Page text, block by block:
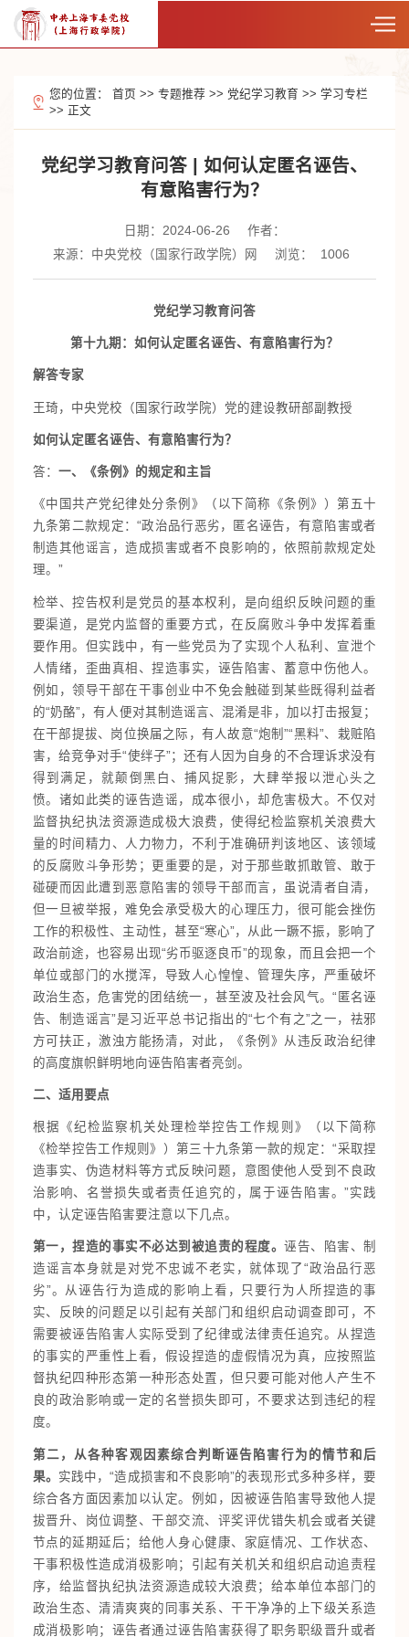
您的位置： 首页 >> 专题推荐 >> 党纪学习教育 >> 学习专栏
>> 正文
党纪学习教育问答 | 如何认定匿名诬告、
有意陷害行为？
日期：2024-06-26
作者：
来源：中央党校（国家行政学院）网
浏览： 1006
党纪学习教育问答
第十九期：如何认定匿名诬告、有意陷害行为？
解答专家
王琦，中央党校（国家行政学院）党的建设教研部副教授
如何认定匿名诬告、有意陷害行为？
答： 一、《条例》的规定和主旨
《中国共产党纪律处分条例》（以下简称《条例》）第五十
九条第二款规定：“政治品行恶劣，匿名诬告，有意陷害或者
制造其他谣言，造成损害或者不良影响的，依照前款规定处
理。”
检举、控告权利是党员的基本权利，是向组织反映问题的重
要渠道，是党内监督的重要方式，在反腐败斗争中发挥着重
要作用。但实践中，有一些党员为了实现个人私利、宣泄个
人情绪，歪曲真相、捏造事实，诬告陷害、蓄意中伤他人。
例如，领导干部在干事创业中不免会触碰到某些既得利益者
的“奶酪”，有人便对其制造谣言、混淆是非，加以打击报复；
在干部提拔、岗位换届之际，有人故意“炮制”“黑料”、栽赃陷
害，给竞争对手“使绊子”；还有人因为自身的不合理诉求没有
得到满足，就颠倒黑白、捕风捉影，大肆举报以泄心头之
愤。诸如此类的诬告造谣，成本很小，却危害极大。不仅对
监督执纪执法资源造成极大浪费，使得纪检监察机关浪费大
量的时间精力、人力物力，不利于准确研判该地区、该领域
的反腐败斗争形势；更重要的是，对于那些敢抓敢管、敢于
碰硬而因此遭到恶意陷害的领导干部而言，虽说清者自清，
但一旦被举报，难免会承受极大的心理压力，很可能会挫伤
工作的积极性、主动性，甚至“寒心”，从此一蹶不振，影响了
政治前途，也容易出现“劣币驱逐良币”的现象，而且会把一个
单位或部门的水搅浑，导致人心惶惶、管理失序，严重破坏
政治生态，危害党的团结统一，甚至波及社会风气。“匿名诬
告、制造谣言”是习近平总书记指出的“七个有之”之一，祛邪
方可扶正，激浊方能扬清，对此，《条例》从违反政治纪律
的高度旗帜鲜明地向诬告陷害者亮剑。
二、适用要点
根据《纪检监察机关处理检举控告工作规则》（以下简称
《检举控告工作规则》）第三十九条第一款的规定：“采取捏
造事实、伪造材料等方式反映问题，意图使他人受到不良政
治影响、名誉损失或者责任追究的，属于诬告陷害。”实践
中，认定诬告陷害要注意以下几点。
第一，捏造的事实不必达到被追责的程度。诬告、陷害、制
造谣言本身就是对党不忠诚不老实，就体现了“政治品行恶
劣”。从诬告行为造成的影响上看，只要行为人所捏造的事
实、反映的问题足以引起有关部门和组织启动调查即可，不
需要被诬告陷害人实际受到了纪律或法律责任追究。从捏造
的事实的严重性上看，假设捏造的虚假情况为真，应按照监
督执纪四种形态第一种形态处置，但只要可能对他人产生不
良的政治影响或一定的名誉损失即可，不要求达到违纪的程
度。
第二，从各种客观因素综合判断诬告陷害行为的情节和后
果。 实践中，“造成损害和不良影响”的表现形式多种多样，要
综合各方面因素加以认定。例如，因被诬告陷害导致他人提
拔晋升、岗位调整、干部交流、评奖评优错失机会或者关键
节点的延期延后；给他人身心健康、家庭情况、工作状态、
干事积极性造成消极影响；引起有关机关和组织启动追责程
序，给监督执纪执法资源造成较大浪费；给本单位本部门的
政治生态、清清爽爽的同事关系、干干净净的上下级关系造
成消极影响；诬告者通过诬告陷害获得了职务职级晋升或者